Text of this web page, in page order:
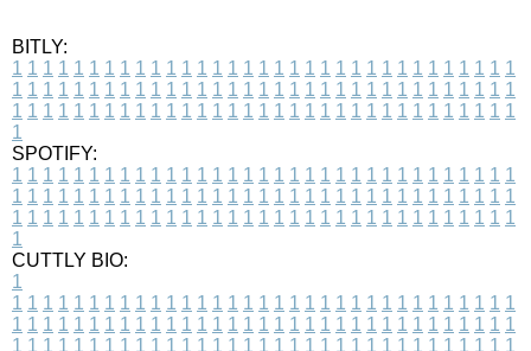
BITLY:
1 1 1 1 1 1 1 1 1 1 1 1 1 1 1 1 1 1 1 1 1 1 1 1 1 1 1 1 1 1 1 1 1
1 1 1 1 1 1 1 1 1 1 1 1 1 1 1 1 1 1 1 1 1 1 1 1 1 1 1 1 1 1 1 1 1
1 1 1 1 1 1 1 1 1 1 1 1 1 1 1 1 1 1 1 1 1 1 1 1 1 1 1 1 1 1 1 1 1
1
SPOTIFY:
1 1 1 1 1 1 1 1 1 1 1 1 1 1 1 1 1 1 1 1 1 1 1 1 1 1 1 1 1 1 1 1 1
1 1 1 1 1 1 1 1 1 1 1 1 1 1 1 1 1 1 1 1 1 1 1 1 1 1 1 1 1 1 1 1 1
1 1 1 1 1 1 1 1 1 1 1 1 1 1 1 1 1 1 1 1 1 1 1 1 1 1 1 1 1 1 1 1 1
1
CUTTLY BIO:
1
1 1 1 1 1 1 1 1 1 1 1 1 1 1 1 1 1 1 1 1 1 1 1 1 1 1 1 1 1 1 1 1 1
1 1 1 1 1 1 1 1 1 1 1 1 1 1 1 1 1 1 1 1 1 1 1 1 1 1 1 1 1 1 1 1 1
1 1 1 1 1 1 1 1 1 1 1 1 1 1 1 1 1 1 1 1 1 1 1 1 1 1 1 1 1 1 1 1 1